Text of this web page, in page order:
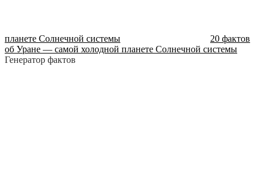
планете Солнечной системы
20 фактов
об Уране — самой холодной планете Солнечной системы
Генератор фактов